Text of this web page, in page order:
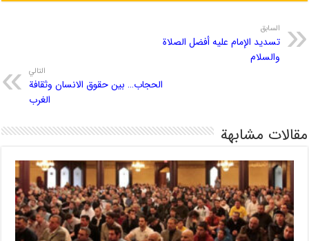
السابق
تسديد الإمام عليه أفضل الصلاة
والسلام
التالي
الحجاب… بين حقوق الانسان وثقافة
الغرب
مقالات مشابهة